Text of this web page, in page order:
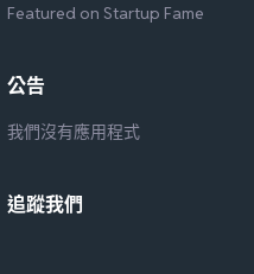
Featured on Startup Fame
公告
我們沒有應用程式
追蹤我們